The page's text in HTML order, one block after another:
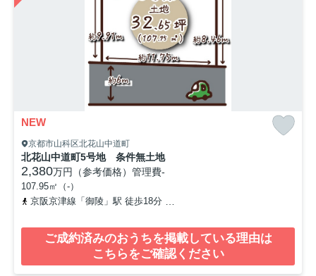
NEW
京都市山科区北花山中道町
北花山中道町5号地 条件無土地
2,380万円（参考価格） 管理費-
107.95㎡（-）
京阪京津線「御陵」駅 徒歩18分
ご成約済みのおうちを掲載している理由は
こちらをご確認ください